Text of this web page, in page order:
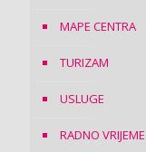
MAPE CENTRA
TURIZAM
USLUGE
RADNO VRIJEME